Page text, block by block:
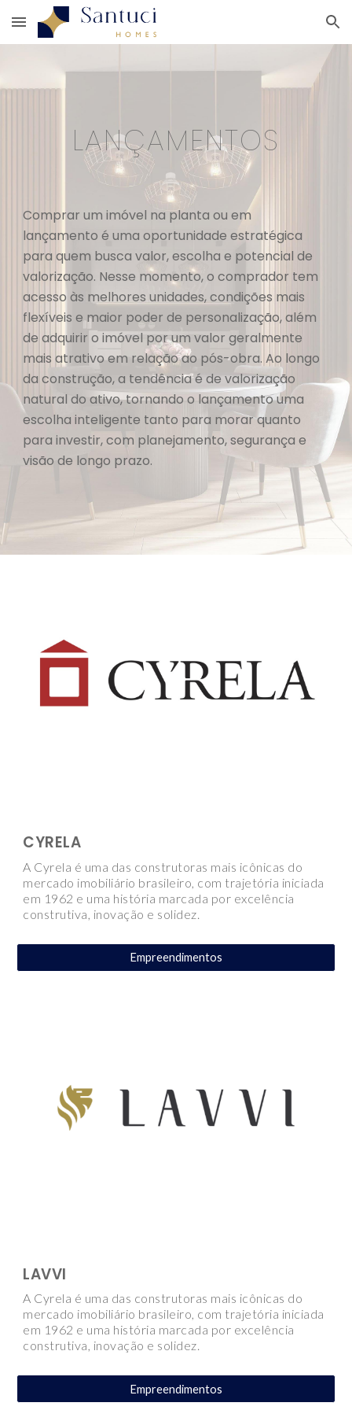
Skip to main content Skip to navigation
LANÇAMENTOS
Comprar um imóvel na planta ou em
lançamento é uma oportunidade estratégica
para quem busca valor, escolha e potencial de
valorização. Nesse momento, o comprador tem
acesso às melhores unidades, condições mais
flexíveis e maior poder de personalização, além
de adquirir o imóvel por um valor geralmente
mais atrativo em relação ao pós-obra. Ao longo
da construção, a tendência é de valorização
natural do ativo, tornando o lançamento uma
escolha inteligente tanto para morar quanto
para investir, com planejamento, segurança e
visão de longo prazo.
CYRELA
A Cyrela é uma das construtoras mais icônicas do
mercado imobiliário brasileiro, com trajetória iniciada
em 1962 e uma história marcada por excelência
construtiva, inovação e solidez.
Empreendimentos
LAVVI
A Cyrela é uma das construtoras mais icônicas do
mercado imobiliário brasileiro, com trajetória iniciada
em 1962 e uma história marcada por excelência
construtiva, inovação e solidez.
Empreendimentos